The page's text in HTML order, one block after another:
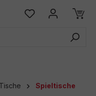
Tische Spieltische